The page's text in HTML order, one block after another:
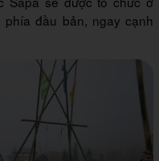
đầu bản, ngay cạnh